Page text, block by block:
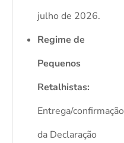
julho de 2026.
Regime de
Pequenos
Retalhistas:
Entrega/confirmação
da Declaração